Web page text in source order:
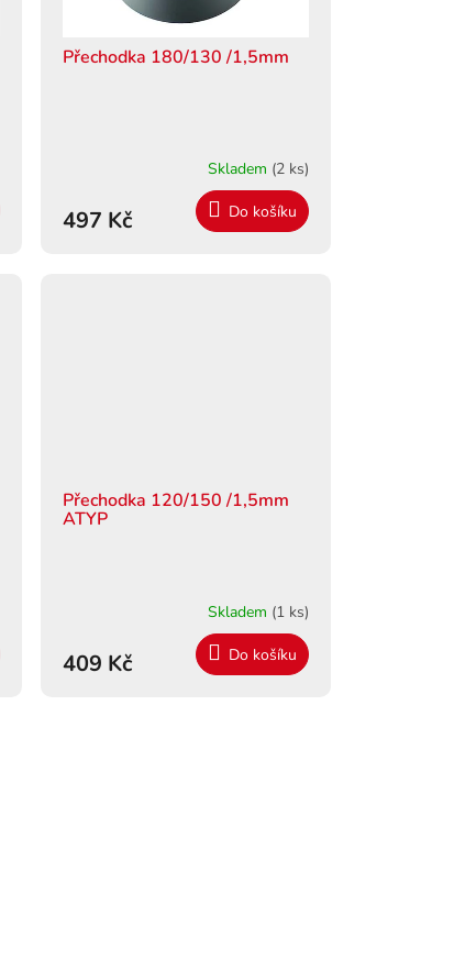
Přechodka 180/130 /1,5mm
Skladem (2 ks)
497 Kč Do košíku
Přechodka 120/150 /1,5mm
ATYP
Skladem (1 ks)
409 Kč Do košíku